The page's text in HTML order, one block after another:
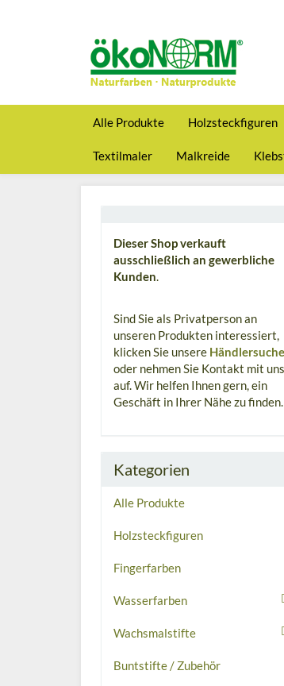
Alle Produkte Holzsteckfiguren
Textilmaler Malkreide
Dieser Shop verkauft
ausschließlich an gewerbliche
Kunden.
Sind Sie als Privatperson an
unseren Produkten interessiert,
klicken Sie unsere Händlersuche
oder nehmen Sie Kontakt mit uns
auf. Wir helfen Ihnen gern, ein
Geschäft in Ihrer Nähe zu finden.
Kategorien
Alle Produkte
Holzsteckfiguren
Fingerfarben
Wasserfarben
Wachsmalstifte
Buntstifte / Zubehör